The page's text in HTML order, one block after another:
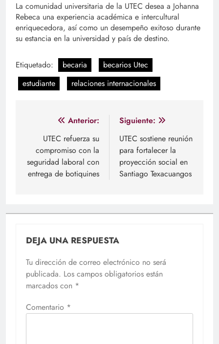
La comunidad universitaria de la UTEC desea a Johanna
Rebeca una experiencia académica e intercultural
enriquecedora, así como un desempeño exitoso durante
su estancia en la universidad y país de destino.
Etiquetado: becaria
becarios Utec
estudiante
relaciones internacionales
Navegación
entradas
Anterior:
UTEC refuerza su
compromiso con la
seguridad laboral con
entrega de botiquines
Siguiente:
UTEC sostiene reunión
para fortalecer la
proyección social en
Santiago Texacuangos
DEJA UNA RESPUESTA
Tu dirección de correo electrónico no será
publicada. Los campos obligatorios están
marcados con *
Comentario *